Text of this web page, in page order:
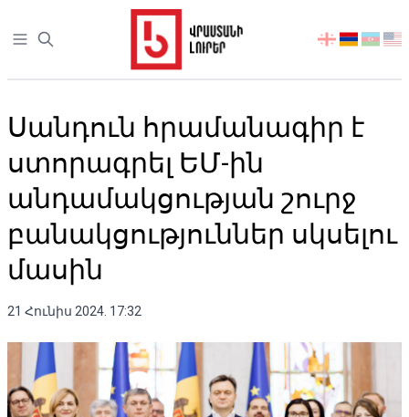
Open sidebar
აირჩიეთ
Սանդուն հրամանագիր է
ստորագրել ԵՄ-ին
անդամակցության շուրջ
բանակցություններ սկսելու
մասին
21 Հունիս 2024. 17:32